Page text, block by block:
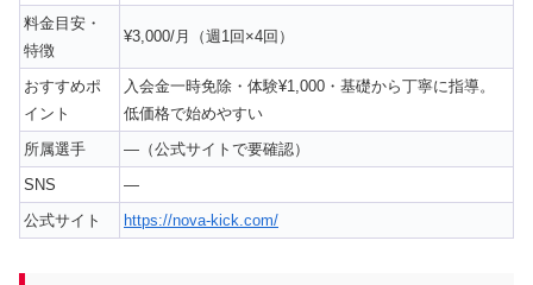
料金目安・
特徴
¥3,000/月（週1回×4回）
おすすめポ
イント
入会金一時免除・体験¥1,000・基礎から丁寧に指導。
低価格で始めやすい
所属選手
—（公式サイトで要確認）
SNS
—
公式サイト
https://nova-kick.com/